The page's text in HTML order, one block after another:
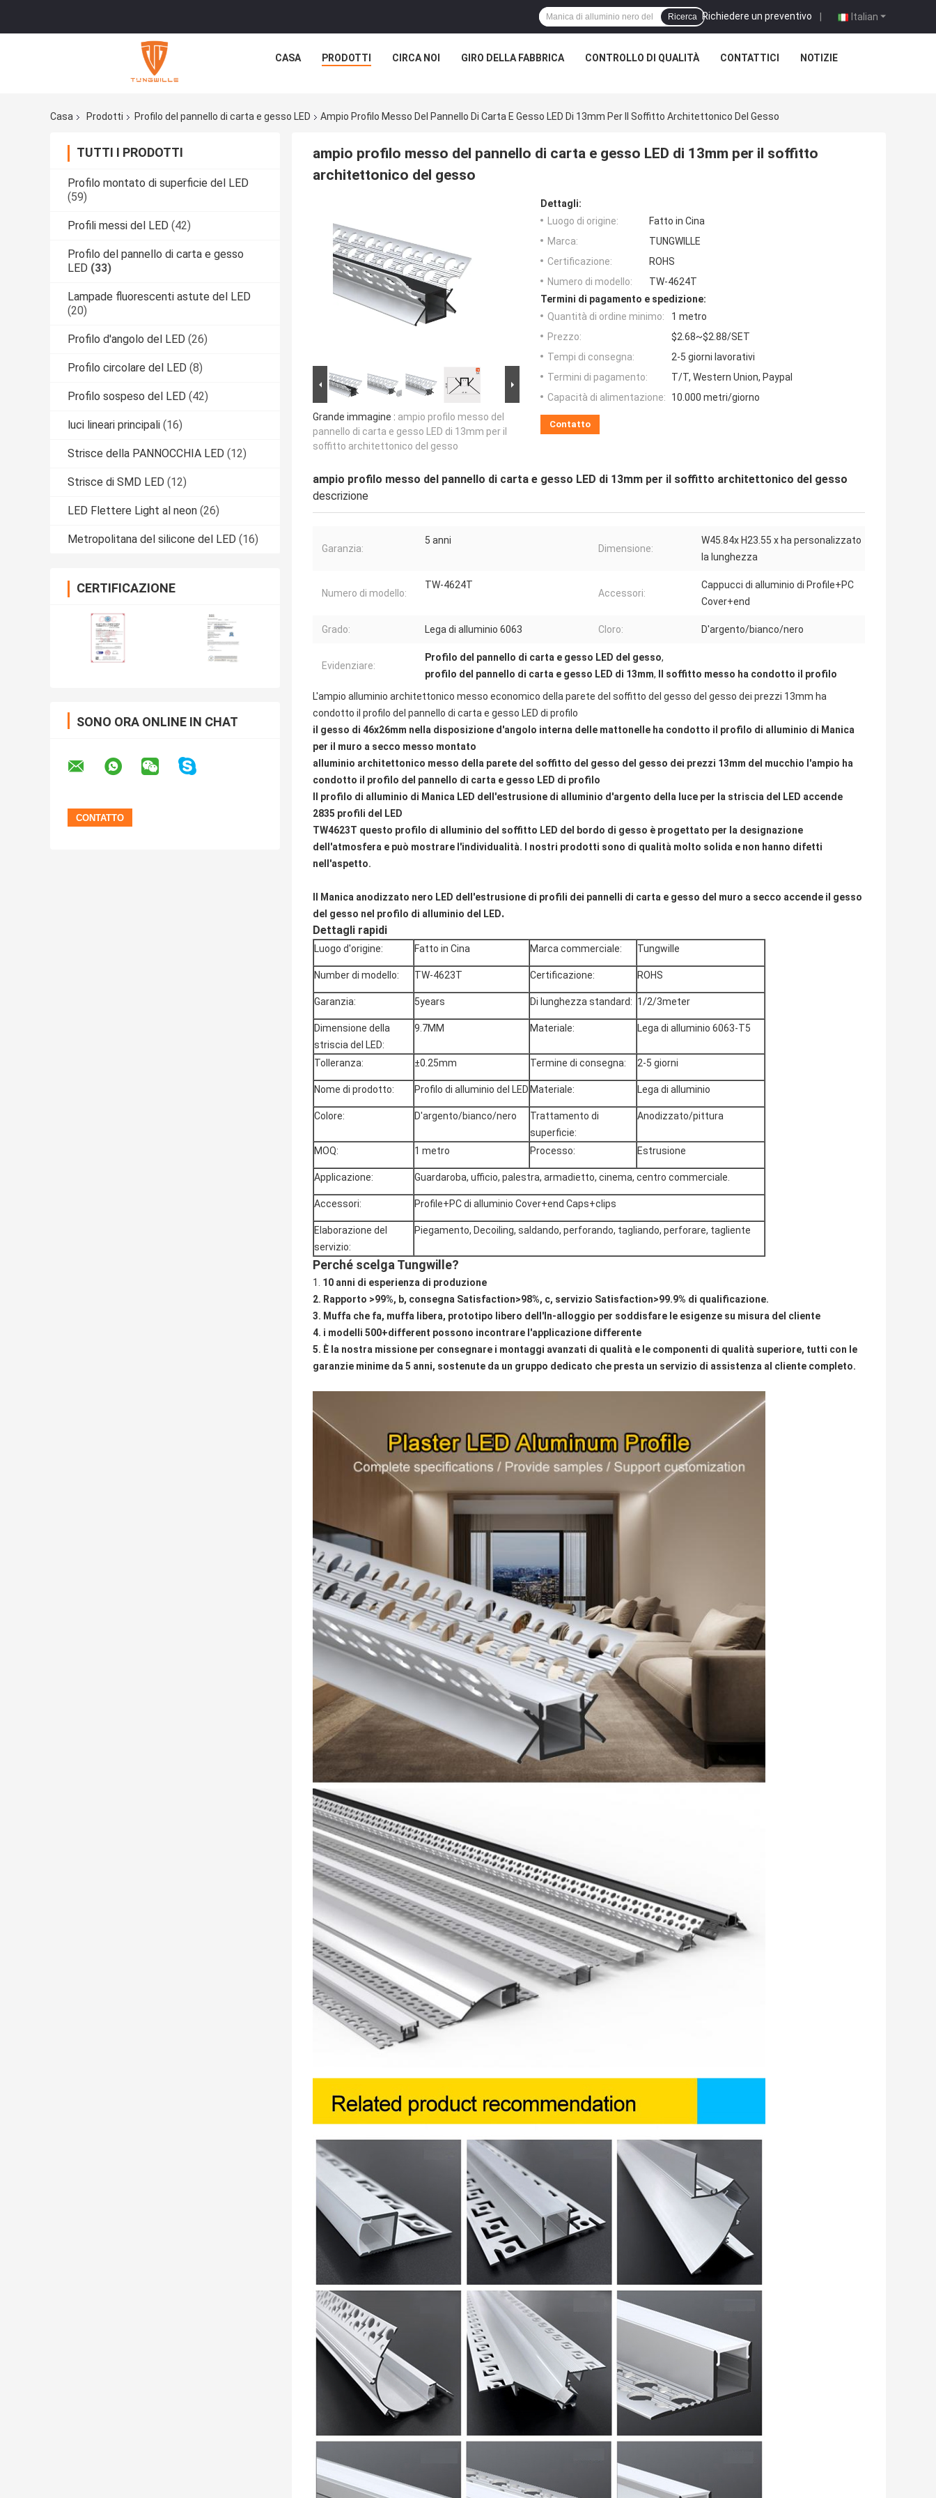
Italian
Richiedere un preventivo |
Ricerca
CASA PRODOTTI CIRCA NOI GIRO DELLA FABBRICA CONTROLLO DI QUALITÀ CONTATTICI NOTIZIE
Casa Prodotti Profilo del pannello di carta e gesso LED Ampio Profilo Messo Del Pannello Di Carta E Gesso LED Di 13mm Per Il Soffitto Architettonico Del Gesso
TUTTI I PRODOTTI
Profilo montato di superficie del LED
(59)
Profili messi del LED (42)
Profilo del pannello di carta e gesso
LED (33)
Lampade fluorescenti astute del LED
(20)
Profilo d'angolo del LED (26)
Profilo circolare del LED (8)
Profilo sospeso del LED (42)
luci lineari principali (16)
Strisce della PANNOCCHIA LED (12)
Strisce di SMD LED (12)
LED Flettere Light al neon (26)
Metropolitana del silicone del LED (16)
CERTIFICAZIONE
SONO ORA ONLINE IN CHAT
ampio profilo messo del pannello di carta e gesso LED di 13mm per il soffitto
architettonico del gesso
Grande immagine : ampio profilo messo del
pannello di carta e gesso LED di 13mm per il
soffitto architettonico del gesso
Dettagli:
Luogo di origine:
Fatto in Cina
Marca:
TUNGWILLE
Certificazione:
ROHS
Numero di modello:
TW-4624T
Termini di pagamento e spedizione:
Quantità di ordine minimo:
1 metro
Prezzo:
$2.68~$2.88/SET
Tempi di consegna:
2-5 giorni lavorativi
Termini di pagamento:
T/T, Western Union, Paypal
Capacità di alimentazione:
10.000 metri/giorno
Contatto
ampio profilo messo del pannello di carta e gesso LED di 13mm per il soffitto architettonico del gesso
descrizione
Garanzia:
5 anni
Dimensione:
W45.84x H23.55 x ha personalizzato
la lunghezza
Numero di modello:
TW-4624T
Accessori:
Cappucci di alluminio di Profile+PC
Cover+end
Grado: Lega di alluminio 6063 Cloro: D'argento/bianco/nero
Evidenziare:
Profilo del pannello di carta e gesso LED del gesso,
profilo del pannello di carta e gesso LED di 13mm,
Il soffitto messo ha condotto il profilo
L'ampio alluminio architettonico messo economico della parete del soffitto del gesso del gesso dei prezzi 13mm ha
condotto il profilo del pannello di carta e gesso LED di profilo
il gesso di 46x26mm nella disposizione d'angolo interna delle mattonelle ha condotto il profilo di alluminio di Manica
per il muro a secco messo montato
alluminio architettonico messo della parete del soffitto del gesso del gesso dei prezzi 13mm del mucchio l'ampio ha
condotto il profilo del pannello di carta e gesso LED di profilo
Il profilo di alluminio di Manica LED dell'estrusione di alluminio d'argento della luce per la striscia del LED accende
2835 profili del LED
TW4623T questo profilo di alluminio del soffitto LED del bordo di gesso è progettato per la designazione
dell'atmosfera e può mostrare l'individualità. I nostri prodotti sono di qualità molto solida e non hanno difetti
nell'aspetto.
Il Manica anodizzato nero LED dell'estrusione di profili dei pannelli di carta e gesso del muro a secco accende il gesso
del gesso nel profilo di alluminio del LED.
Dettagli rapidi
Luogo d'origine: Fatto in Cina Marca commerciale: Tungwille
Number di modello: TW-4623T Certificazione: ROHS
Garanzia: 5years Di lunghezza standard: 1/2/3meter
Dimensione della
striscia del LED:
9.7MM Materiale: Lega di alluminio 6063-T5
Tolleranza: ±0.25mm Termine di consegna: 2-5 giorni
Nome di prodotto: Profilo di alluminio del LED Materiale: Lega di alluminio
Colore: D'argento/bianco/nero
Trattamento di
superficie:
Anodizzato/pittura
MOQ: 1 metro Processo: Estrusione
Applicazione: Guardaroba, ufficio, palestra, armadietto, cinema, centro commerciale.
Accessori: Profile+PC di alluminio Cover+end Caps+clips
Elaborazione del
servizio:
Piegamento, Decoiling, saldando, perforando, tagliando, perforare, tagliente
Perché scelga Tungwille?
1. 10 anni di esperienza di produzione
2. Rapporto >99%, b, consegna Satisfaction>98%, c, servizio Satisfaction>99.9% di qualificazione.
3. Muffa che fa, muffa libera, prototipo libero dell'In-alloggio per soddisfare le esigenze su misura del cliente
4. i modelli 500+different possono incontrare l'applicazione differente
5. È la nostra missione per consegnare i montaggi avanzati di qualità e le componenti di qualità superiore, tutti con le
garanzie minime da 5 anni, sostenute da un gruppo dedicato che presta un servizio di assistenza al cliente completo.